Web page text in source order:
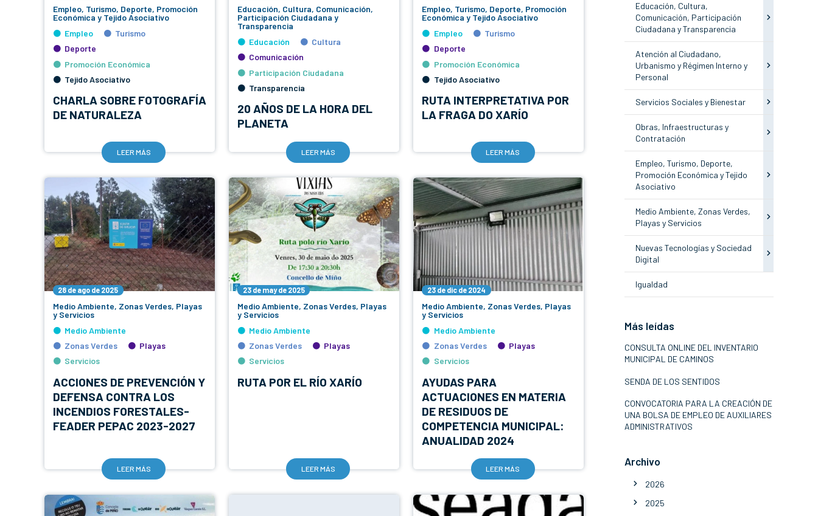
Empleo, Turismo, Deporte, Promoción
Económica y Tejido Asociativo
Empleo
Turismo
Deporte
Promoción Económica
Tejido Asociativo
CHARLA SOBRE FOTOGRAFÍA
DE NATURALEZA
LEER MÁS
Educación, Cultura, Comunicación,
Participación Ciudadana y
Transparencia
Educación
Cultura
Comunicación
Participación Ciudadana
Transparencia
20 AÑOS DE LA HORA DEL
PLANETA
LEER MÁS
Empleo, Turismo, Deporte, Promoción
Económica y Tejido Asociativo
Empleo
Turismo
Deporte
Promoción Económica
Tejido Asociativo
RUTA INTERPRETATIVA POR
LA FRAGA DO XARÍO
LEER MÁS
28 de ago de 2025
Medio Ambiente, Zonas Verdes, Playas
y Servicios
Medio Ambiente
Zonas Verdes
Playas
Servicios
ACCIONES DE PREVENCIÓN Y
DEFENSA CONTRA LOS
INCENDIOS FORESTALES-
FEADER PEPAC 2023-2027
LEER MÁS
23 de may de 2025
Medio Ambiente, Zonas Verdes, Playas
y Servicios
Medio Ambiente
Zonas Verdes
Playas
Servicios
RUTA POR EL RÍO XARÍO
LEER MÁS
23 de dic de 2024
Medio Ambiente, Zonas Verdes, Playas
y Servicios
Medio Ambiente
Zonas Verdes
Playas
Servicios
AYUDAS PARA
ACTUACIONES EN MATERIA
DE RESIDUOS DE
COMPETENCIA MUNICIPAL:
ANUALIDAD 2024
LEER MÁS
Educación, Cultura,
Comunicación, Participación
Ciudadana y Transparencia
Atención al Ciudadano,
Urbanismo y Régimen Interno y
Personal
Servicios Sociales y Bienestar
Obras, Infraestructuras y
Contratación
Empleo, Turismo, Deporte,
Promoción Económica y Tejido
Asociativo
Medio Ambiente, Zonas Verdes,
Playas y Servicios
Nuevas Tecnologías y Sociedad
Digital
Igualdad
Más leídas
CONSULTA ONLINE DEL INVENTARIO
MUNICIPAL DE CAMINOS
SENDA DE LOS SENTIDOS
CONVOCATORIA PARA LA CREACIÓN DE
UNA BOLSA DE EMPLEO DE AUXILIARES
ADMINISTRATIVOS
Archivo
2026
2025